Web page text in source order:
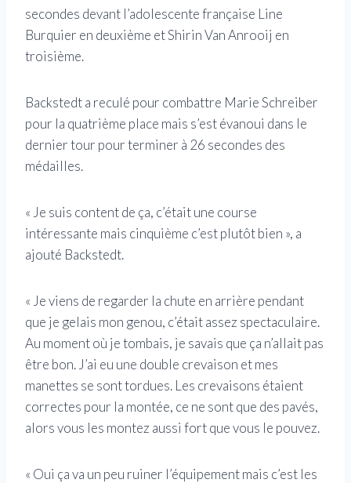
secondes devant l’adolescente française Line
Burquier en deuxième et Shirin Van Anrooij en
troisième.
Backstedt a reculé pour combattre Marie Schreiber
pour la quatrième place mais s’est évanoui dans le
dernier tour pour terminer à 26 secondes des
médailles.
« Je suis content de ça, c’était une course
intéressante mais cinquième c’est plutôt bien », a
ajouté Backstedt.
« Je viens de regarder la chute en arrière pendant
que je gelais mon genou, c’était assez spectaculaire.
Au moment où je tombais, je savais que ça n’allait pas
être bon. J’ai eu une double crevaison et mes
manettes se sont tordues. Les crevaisons étaient
correctes pour la montée, ce ne sont que des pavés,
alors vous les montez aussi fort que vous le pouvez.
« Oui ça va un peu ruiner l’équipement mais c’est les